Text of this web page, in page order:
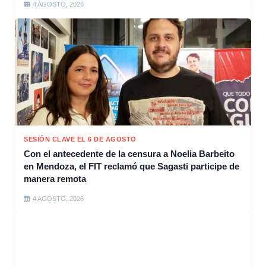
4 AGOSTO, 2026
SESIÓN CLAVE EL 6 DE AGOSTO
Con el antecedente de la censura a Noelia Barbeito
en Mendoza, el FIT reclamó que Sagasti participe de
manera remota
4 AGOSTO, 2026